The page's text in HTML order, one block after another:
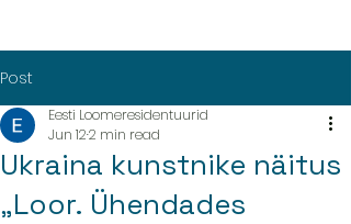
Post
Ukraina kunstnike näitus
„Loor. Ühendades
Eesti Loomeresidentuurid
Jun 122 min read